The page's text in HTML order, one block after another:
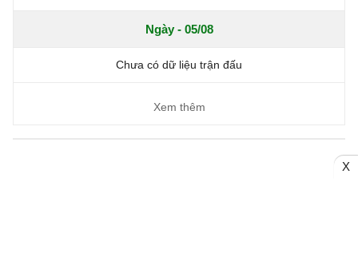
Ngày - 05/08
Chưa có dữ liệu trận đấu
Xem thêm
X